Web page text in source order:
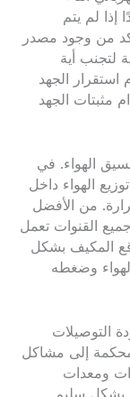
إذا لم يتم
من وجود مصدر
لتجنب أية
الجهد
مثبتات الجهد
الهواء. في
الهواء داخل
من الأفضل
القنوات تعمل
المكيف بشكل
وضغطه
التوصيلات
محكمة إلى مشاكل
ومعدات